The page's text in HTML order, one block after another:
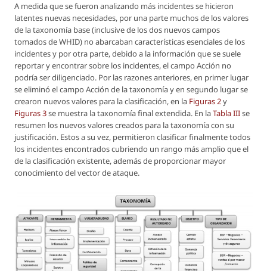
A medida que se fueron analizando más incidentes se hicieron
latentes nuevas necesidades, por una parte muchos de los valores
de la taxonomía base (inclusive de los dos nuevos campos
tomados de WHID) no abarcaban características esenciales de los
incidentes y por otra parte, debido a la información que se suele
reportar y encontrar sobre los incidentes, el campo Acción no
podría ser diligenciado. Por las razones anteriores, en primer lugar
se eliminó el campo Acción de la taxonomía y en segundo lugar se
crearon nuevos valores para la clasificación, en la Figuras 2y
Figuras 3se muestra la taxonomía final extendida. En laTabla IIIse
resumen los nuevos valores creados para la taxonomía con su
justificación. Estos a su vez, permitieron clasificar finalmente todos
los incidentes encontrados cubriendo un rango más amplio que el
de la clasificación existente, además de proporcionar mayor
conocimiento del vector de ataque.